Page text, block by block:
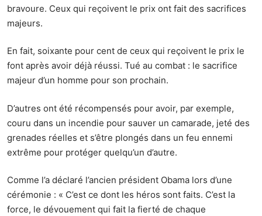
bravoure. Ceux qui reçoivent le prix ont fait des sacrifices
majeurs.
En fait, soixante pour cent de ceux qui reçoivent le prix le
font après avoir déjà réussi. Tué au combat : le sacrifice
majeur d’un homme pour son prochain.
D’autres ont été récompensés pour avoir, par exemple,
couru dans un incendie pour sauver un camarade, jeté des
grenades réelles et s’être plongés dans un feu ennemi
extrême pour protéger quelqu’un d’autre.
Comme l’a déclaré l’ancien président Obama lors d’une
cérémonie : « C’est ce dont les héros sont faits. C’est la
force, le dévouement qui fait la fierté de chaque